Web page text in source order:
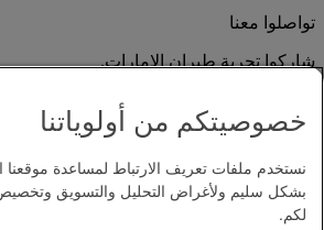
تواصلوا معنا
شاركوا تجربة طيران الإمارات.
خصوصيتكم من أولوياتنا
نستخدم ملفات تعريف الارتباط لمساعدة
بشكل سليم ولأغراض التحليل والتسويق
لكم.